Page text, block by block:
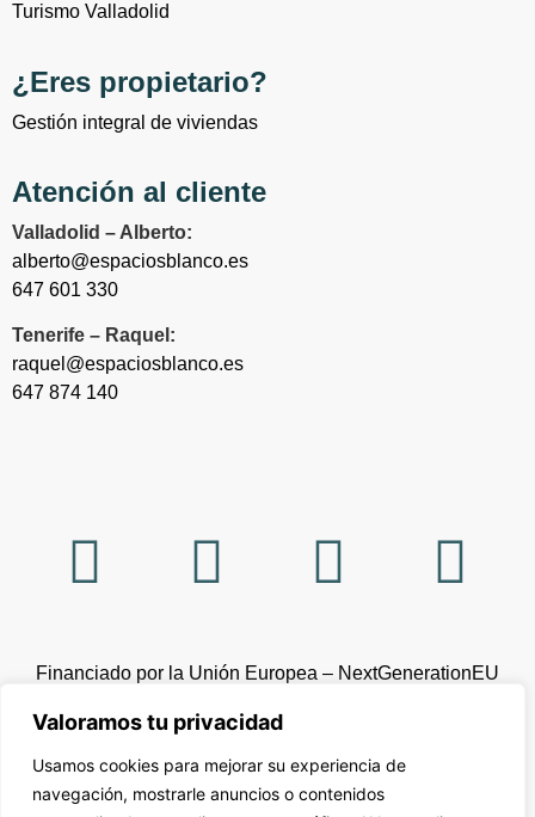
Valoramos tu privacidad
Usamos cookies para mejorar su experiencia de
navegación, mostrarle anuncios o contenidos
Turismo Valladolid
¿Eres propietario?
Gestión integral de viviendas
Atención al cliente
Valladolid – Alberto:
alberto@espaciosblanco.es
647 601 330
Tenerife – Raquel:
raquel@espaciosblanco.es
647 874 140
Financiado por la Unión Europea – NextGenerationEU